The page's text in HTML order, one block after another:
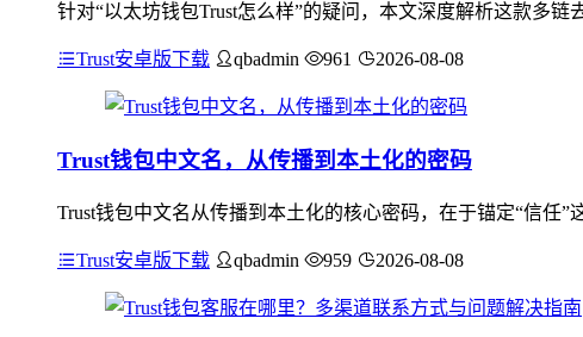
针对“以太坊钱包Trust怎么样”的疑问，本文深度解析这款多
Trust安卓版下载 qbadmin 961 2026-08-08
Trust钱包中文名，从传播到本土化的密码
Trust钱包中文名从传播到本土化的核心密码，在于锚定“信任
Trust安卓版下载 qbadmin 959 2026-08-08